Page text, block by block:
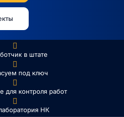
в штате
под ключ
для контроля работ
НК